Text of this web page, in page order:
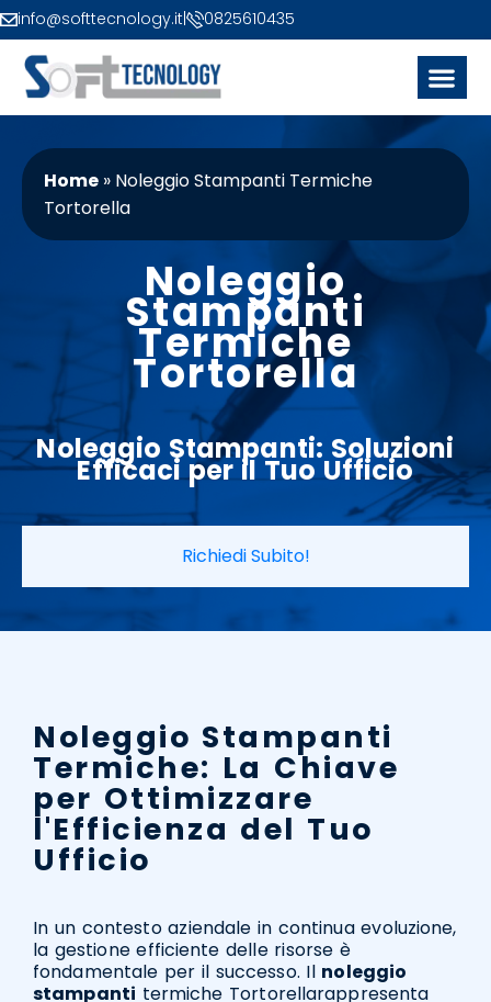
info@softtecnology.it 0825610435
Home » Noleggio Stampanti Termiche
Tortorella
Noleggio
Stampanti
Termiche
Tortorella
Noleggio Stampanti: Soluzioni
Efficaci per il TuoUfficio
Richiedi Subito!
Noleggio Stampanti
Termiche: La Chiave
per Ottimizzare
l'Efficienza del Tuo
Ufficio
In un contesto aziendale in continua evoluzione,
la gestione efficiente delle risorse è
fondamentale per il successo. Il noleggio
stampanti termiche Tortorellarappresenta